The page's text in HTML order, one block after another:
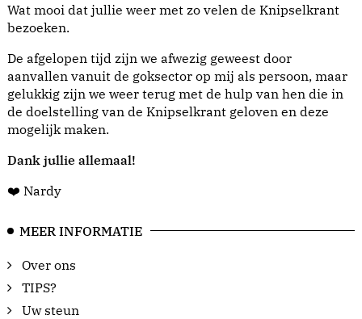
Wat mooi dat jullie weer met zo velen de Knipselkrant
bezoeken.
De afgelopen tijd zijn we afwezig geweest door
aanvallen vanuit de goksector op mij als persoon, maar
gelukkig zijn we weer terug met de hulp van hen die in
de doelstelling van de Knipselkrant geloven en deze
mogelijk maken.
Dank jullie allemaal!
❤️ Nardy
MEER INFORMATIE
Over ons
TIPS?
Uw steun